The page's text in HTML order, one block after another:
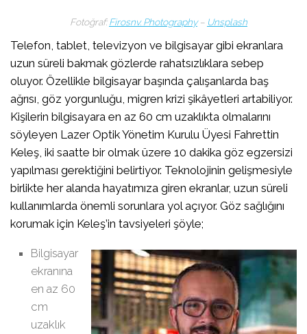
Fotoğraf:Firosnv. Photography– Unsplash
Telefon, tablet, televizyon ve bilgisayar gibi ekranlara
uzun süreli bakmak gözlerde rahatsızlıklara sebep
oluyor. Özellikle bilgisayar başında çalışanlarda baş
ağrısı, göz yorgunluğu, migren krizi şikâyetleri artabiliyor.
Kişilerin bilgisayara en az 60 cm uzaklıkta olmalarını
söyleyen Lazer Optik Yönetim Kurulu Üyesi Fahrettin
Keleş, iki saatte bir olmak üzere 10 dakika göz egzersizi
yapılması gerektiğini belirtiyor. Teknolojinin gelişmesiyle
birlikte her alanda hayatımıza giren ekranlar, uzun süreli
kullanımlarda önemli sorunlara yol açıyor. Göz sağlığını
korumak için Keleş’in tavsiyeleri şöyle;
Bilgisayar
ekranına
en az 60
cm
uzaklık